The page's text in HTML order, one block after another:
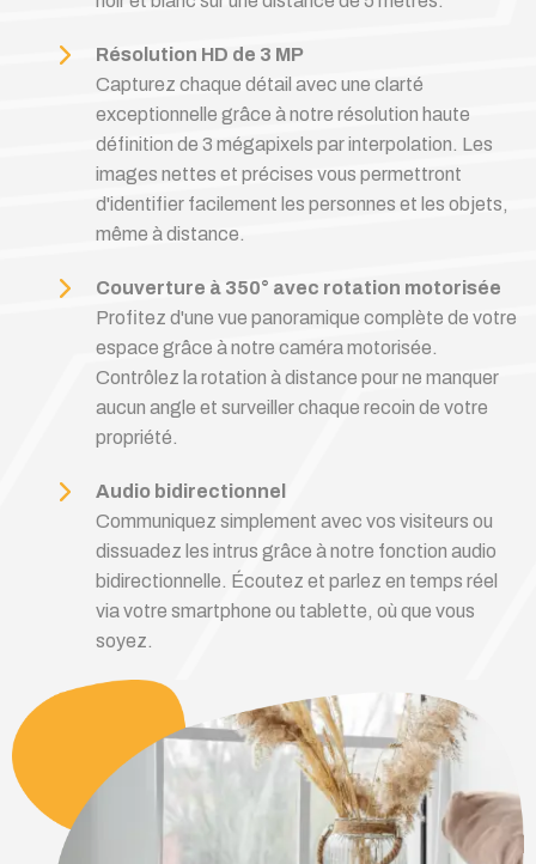
Résolution HD de 3 MP
Capturez chaque détail avec une clarté
exceptionnelle grâce à notre résolution haute
définition de 3 mégapixels par interpolation. Les
images nettes et précises vous permettront
d'identifier facilement les personnes et les objets,
même à distance.
Couverture à 350° avec rotation motorisée
Profitez d'une vue panoramique complète de votre
espace grâce à notre caméra motorisée.
Contrôlez la rotation à distance pour ne manquer
aucun angle et surveiller chaque recoin de votre
propriété.
Audio bidirectionnel
Communiquez simplement avec vos visiteurs ou
dissuadez les intrus grâce à notre fonction audio
bidirectionnelle. Écoutez et parlez en temps réel
via votre smartphone ou tablette, où que vous
soyez.